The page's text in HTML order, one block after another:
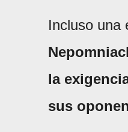
Incluso una
la
sus